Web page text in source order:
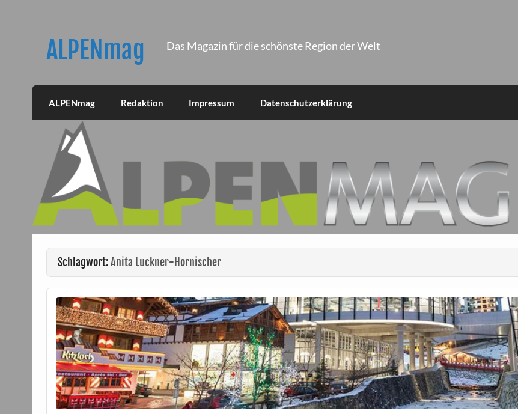
ALPENmag Das Magazin für die schönste Region der Welt
ALPENmag Redaktion Impressum Datenschutzerklärung
Schlagwort:Anita Luckner-Hornischer